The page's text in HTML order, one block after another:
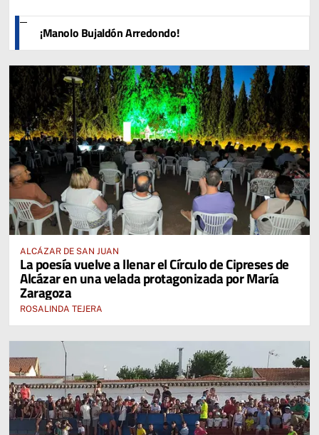
¡Manolo Bujaldón Arredondo!
ALCÁZAR DE SAN JUAN
La poesía vuelve a llenar el Círculo de Cipreses de
Alcázar en una velada protagonizada por María
Zaragoza
ROSALINDA TEJERA